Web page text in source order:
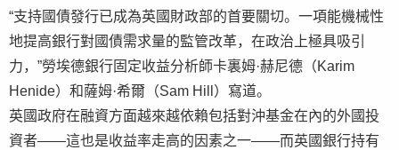
“支持國債發行已成為英國財政部的首要關切。一項能機械性
地提高銀行對國債需求量的監管改革，在政治上極具吸引
力，”勞埃德銀行固定收益分析師卡裏姆·赫尼德（Karim
Henide）和薩姆·希爾（Sam Hill）寫道。
英國政府在融資方面越來越依賴包括對沖基金在內的外國投
資者——這也是收益率走高的因素之一——而英國銀行持有